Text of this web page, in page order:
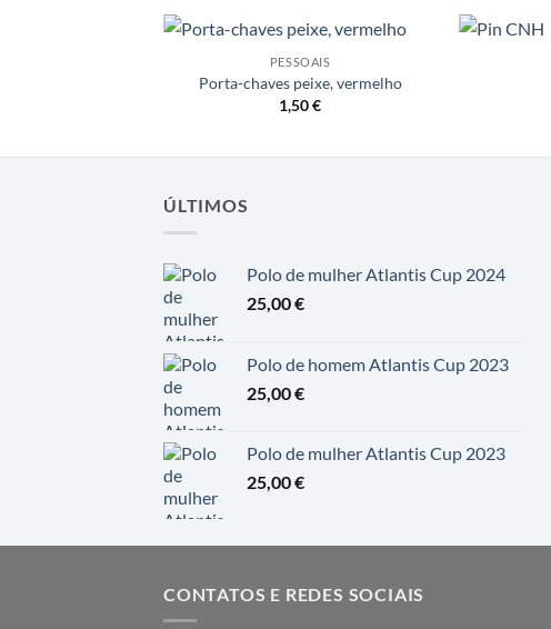
a lista de
PESSOAIS
Porta-chaves peixe, vermelho
1,50€
ÚLTIMOS
Polo de mulher Atlantis Cup 2024
25,00€
Polo de homem Atlantis Cup 2023
25,00€
Polo de mulher Atlantis Cup 2023
25,00€
CONTATOS E REDES SOCIAIS